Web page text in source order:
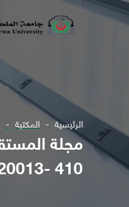
الرئيسية المكتبة
410 -20013